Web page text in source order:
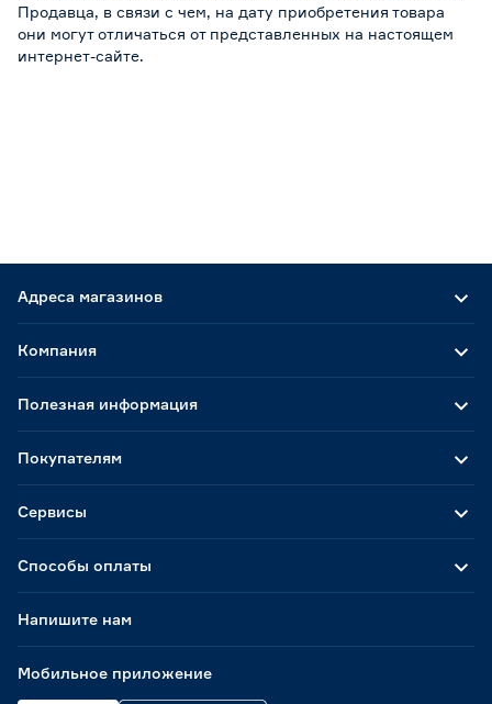
Продавца, в связи с чем, на дату приобретения товара
они могут отличаться от представленных на настоящем
интернет-сайте.
Адреса магазинов
Способы оплаты
Мобильное приложение
Компания
Полезная информация
Покупателям
Сервисы
Напишите нам